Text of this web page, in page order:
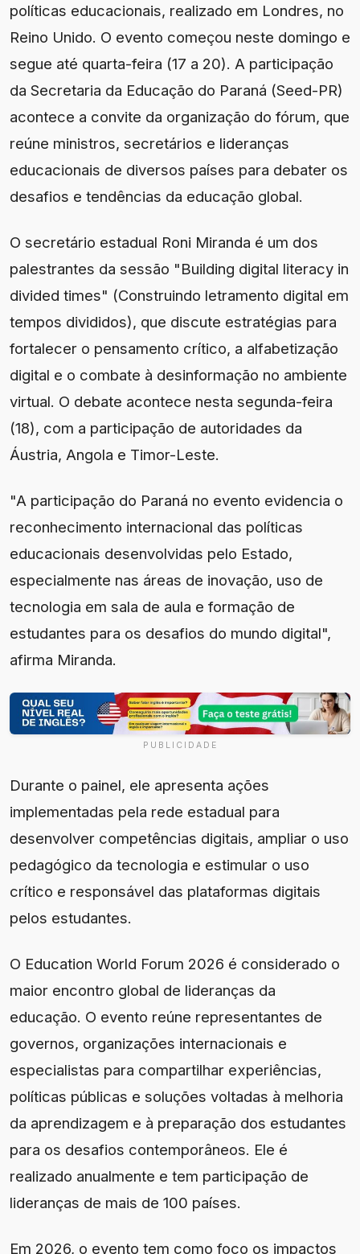
políticas educacionais, realizado em Londres, no
Reino Unido. O evento começou neste domingo e
segue até quarta-feira (17 a 20). A participação
da Secretaria da Educação do Paraná (Seed-PR)
acontece a convite da organização do fórum, que
reúne ministros, secretários e lideranças
educacionais de diversos países para debater os
desafios e tendências da educação global.
O secretário estadual Roni Miranda é um dos
palestrantes da sessão "Building digital literacy in
divided times" (Construindo letramento digital em
tempos divididos), que discute estratégias para
fortalecer o pensamento crítico, a alfabetização
digital e o combate à desinformação no ambiente
virtual. O debate acontece nesta segunda-feira
(18), com a participação de autoridades da
Áustria, Angola e Timor-Leste.
"A participação do Paraná no evento evidencia o
reconhecimento internacional das políticas
educacionais desenvolvidas pelo Estado,
especialmente nas áreas de inovação, uso de
tecnologia em sala de aula e formação de
estudantes para os desafios do mundo digital",
afirma Miranda.
PUBLICIDADE
Durante o painel, ele apresenta ações
implementadas pela rede estadual para
desenvolver competências digitais, ampliar o uso
pedagógico da tecnologia e estimular o uso
crítico e responsável das plataformas digitais
pelos estudantes.
O Education World Forum 2026 é considerado o
maior encontro global de lideranças da
educação. O evento reúne representantes de
governos, organizações internacionais e
especialistas para compartilhar experiências,
políticas públicas e soluções voltadas à melhoria
da aprendizagem e à preparação dos estudantes
para os desafios contemporâneos. Ele é
realizado anualmente e tem participação de
lideranças de mais de 100 países.
Em 2026, o evento tem como foco os impactos